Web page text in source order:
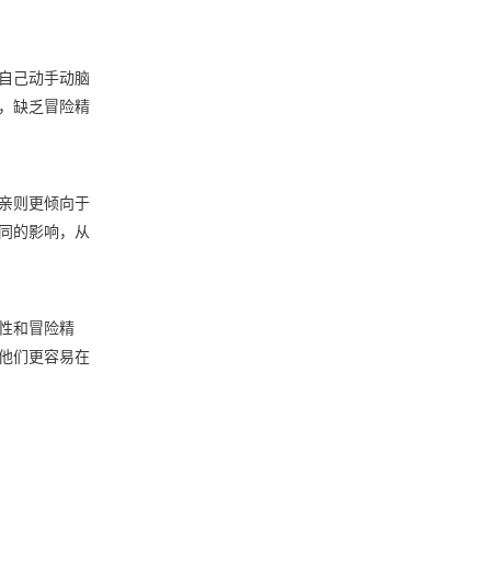
己动手动脑
缺乏冒险精
则更倾向于
的影响，从
和冒险精
们更容易在